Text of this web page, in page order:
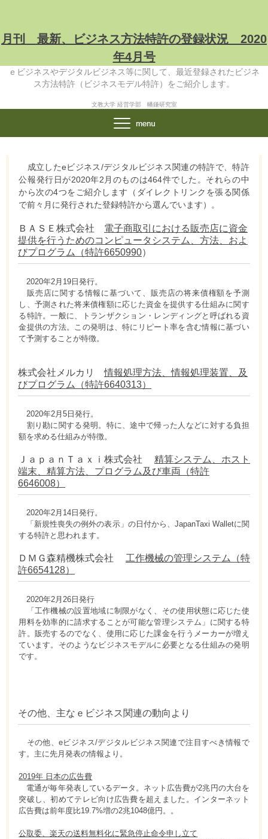
月刊 最新、ビジネス方法特許の登録状況 2020
年4月号
ｅビジネスやデジタルビジネス等に関して、最近登録されたビジネ
ス方法特許（ビジネスモデル特許）をご紹介します。
文教大学 経営学部 幡鎌研究室
成立したeビジネス/デジタルビジネス関連の特許で、特許
公報発行日が2020年2月のものは464件でした。それらの中
から次の4つをご紹介します（ダイレクトリンクを張る関係
で前々月に発行された登録特許から選んでいます）。
ＢＡＳＥ株式会社 電子商取引における販売店に資金
提供を行うためのコンピュータシステム、方法、およ
びプログラム（特許6650990）
2020年2月19日発行。
販売店に関する情報に基づいて、販売店の将来債権額を予測
し、予測された将来債権額に応じた資金を提供する仕組みに関す
る特許。一般に、トランザクション・レンディングと呼ばれる資
金提供の方法。この発明は、特にリピート率を含む情報に基づい
て予測することが特徴。
株式会社メルカリ情報処理方法、情報処理装置、及
びプログラム（特許6640313）
2020年2月5日発行。
割り勘に関する発明。特に、途中で帰った人などに対する負担
額を求める仕組みが特徴。
ＪａｐａｎＴａｘｉ株式会社 精算システム、ホスト
端末、精算方法、プログラム及び車両（特許
6646008）
2020年2月14日発行。
「新規性喪失の例外の表示」の日付から、JapanTaxi Walletに関
する特許と思われます。
ＤＭＧ森精機株式会社 工作機械の管理システム（特
許6654128）
2020年2月26日発行
「工作機械の設置地域に制限がなく、その使用状態に応じた使
用料を効率的に請求することが可能な管理システム」に関する特
許。販売するのでなく、使用に応じた課金を行うメーカーが増え
ています。そのようなビジネスモデルに必要となる仕組みの発明
です。
その他、主なｅビジネス関連の動向より
その他、eビジネス/デジタルビジネス関連で注目すべき情報で
す。主に先月発表の情報より。
2019年 日本の広告費
電通が毎年発表しているデータ。ネット広告費が2兆円の大台を
突破し、初めてテレビ向け広告費を超えました。インターネット
広告費は前年度比19.7%増の2兆1048億円。。
公取委、楽天の送料無料化に緊急停止命令申し立て